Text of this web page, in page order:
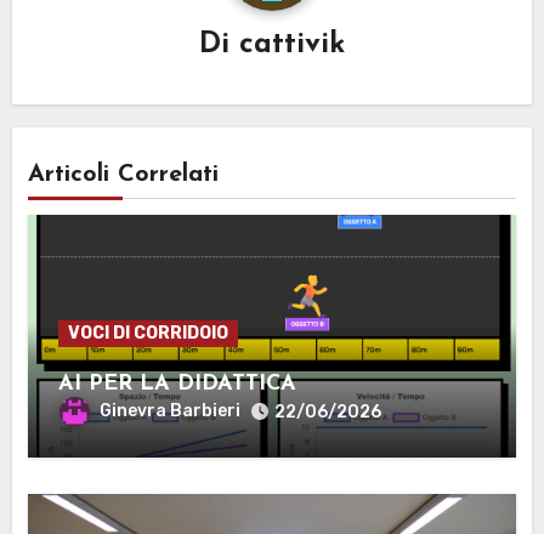
Di cattivik
Articoli Correlati
VOCI DI CORRIDOIO
AI PER LA DIDATTICA
Ginevra Barbieri 22/06/2026